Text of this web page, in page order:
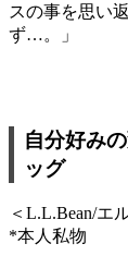
スの事を思い
ず…。」
自分好み
ッグ
＜L.L.Bean/エ
*本人私物